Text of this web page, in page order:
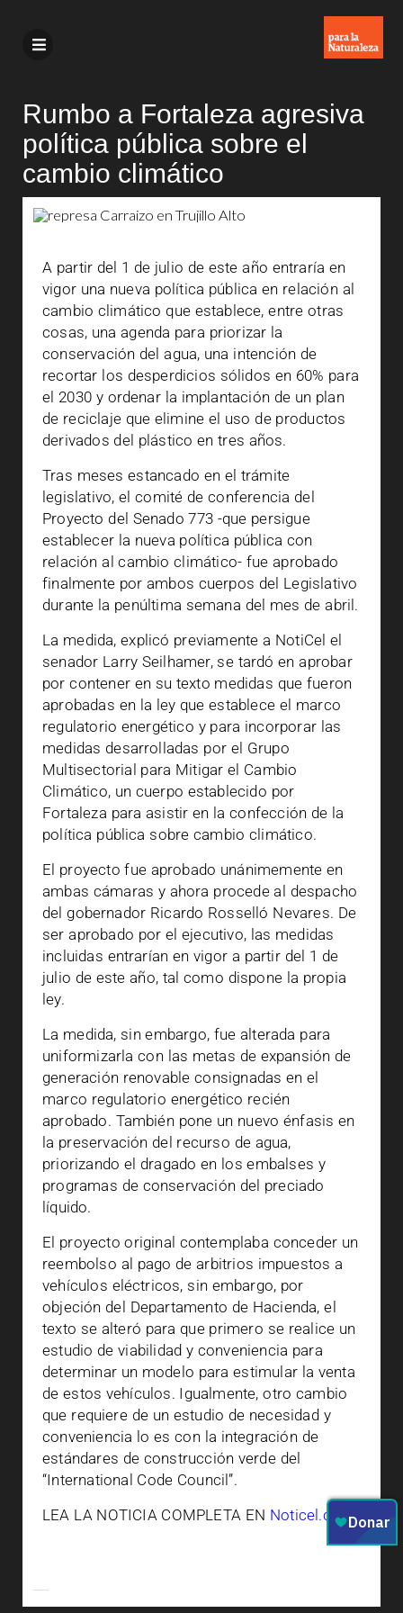
Rumbo a Fortaleza agresiva
política pública sobre el
cambio climático
A partir del 1 de julio de este año entraría en
vigor una nueva política pública en relación al
cambio climático que establece, entre otras
cosas, una agenda para priorizar la
conservación del agua, una intención de
recortar los desperdicios sólidos en 60% para
el 2030 y ordenar la implantación de un plan
de reciclaje que elimine el uso de productos
derivados del plástico en tres años.
Tras meses estancado en el trámite
legislativo, el comité de conferencia del
Proyecto del Senado 773 -que persigue
establecer la nueva política pública con
relación al cambio climático- fue aprobado
finalmente por ambos cuerpos del Legislativo
durante la penúltima semana del mes de abril.
La medida, explicó previamente a NotiCel el
senador Larry Seilhamer, se tardó en aprobar
por contener en su texto medidas que fueron
aprobadas en la ley que establece el marco
regulatorio energético y para incorporar las
medidas desarrolladas por el Grupo
Multisectorial para Mitigar el Cambio
Climático, un cuerpo establecido por
Fortaleza para asistir en la confección de la
política pública sobre cambio climático.
El proyecto fue aprobado unánimemente en
ambas cámaras y ahora procede al despacho
del gobernador Ricardo Rosselló Nevares. De
ser aprobado por el ejecutivo, las medidas
incluidas entrarían en vigor a partir del 1 de
julio de este año, tal como dispone la propia
ley.
La medida, sin embargo, fue alterada para
uniformizarla con las metas de expansión de
generación renovable consignadas en el
marco regulatorio energético recién
aprobado. También pone un nuevo énfasis en
la preservación del recurso de agua,
priorizando el dragado en los embalses y
programas de conservación del preciado
líquido.
El proyecto original contemplaba conceder un
reembolso al pago de arbitrios impuestos a
vehículos eléctricos, sin embargo, por
objeción del Departamento de Hacienda, el
texto se alteró para que primero se realice un
estudio de viabilidad y conveniencia para
determinar un modelo para estimular la venta
de estos vehículos. Igualmente, otro cambio
que requiere de un estudio de necesidad y
conveniencia lo es con la integración de
estándares de construcción verde del
“International Code Council”.
LEA LA NOTICIA COMPLETA EN Noticel.com